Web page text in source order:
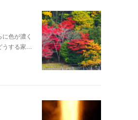
色が濃く
する家…